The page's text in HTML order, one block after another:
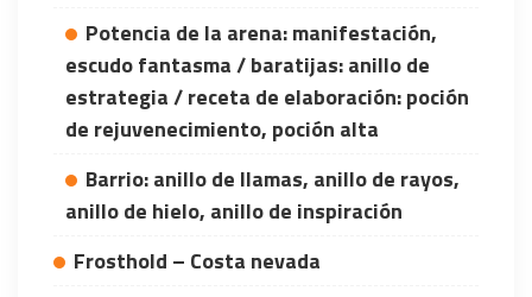
Potencia de la arena: manifestación,
escudo fantasma / baratijas: anillo de
estrategia / receta de elaboración: poción
de rejuvenecimiento, poción alta
Barrio: anillo de llamas, anillo de rayos,
anillo de hielo, anillo de inspiración
Frosthold – Costa nevada